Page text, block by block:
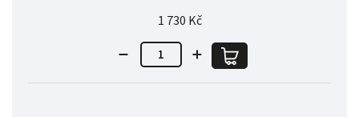
1 730 Kč